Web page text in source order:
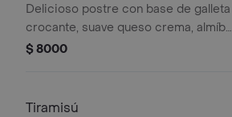
Delicioso postre con base de galleta
crocante, suave queso crema, almíbar
de mora artesanal y crumble de
$ 8000
Tiramisú